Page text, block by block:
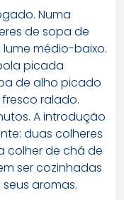
Numa
de sopa de
médio-baixo.
picada
de alho picado
ralado.
A introdução
duas colheres
colher de chá de
ser cozinhadas
aromas.